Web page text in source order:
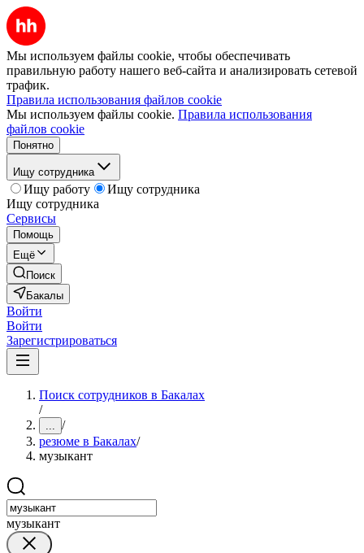
Мы используем файлы cookie, чтобы обеспечивать
правильную работу нашего веб-сайта и анализировать сетевой
трафик.
Правила использования файлов cookie
Мы используем файлы cookie. Правила использования
файлов cookie
Понятно
Ищу сотрудника
Ищу работу
Ищу сотрудника
Ищу сотрудника
Сервисы
Помощь
Ещё
Поиск
Бакалы
Войти
Войти
Зарегистрироваться
Поиск сотрудников в Бакалах
/
... /
резюме в Бакалах/
музыкант
музыкант